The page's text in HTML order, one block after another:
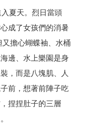
夏天。烈日當頭
成了女孩們的消暑
擔心蝴蝶袖、水桶
邊、水上樂園是身
，而是八塊肌、人
前，想著前陣子吃
捏捏肚子的三層